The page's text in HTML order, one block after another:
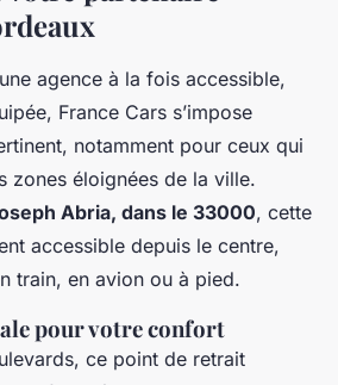
agence à la fois accessible,
France Cars s’impose
notamment pour ceux qui
zones éloignées de la ville.
Abria, dans le 33000, cette
accessible depuis le centre,
train, en avion ou à pied.
pour votre confort
ce point de retrait